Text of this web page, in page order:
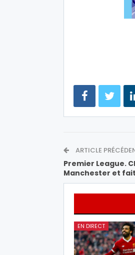
ARTICLE
Premier League.
Manchester et
EN DIRECT